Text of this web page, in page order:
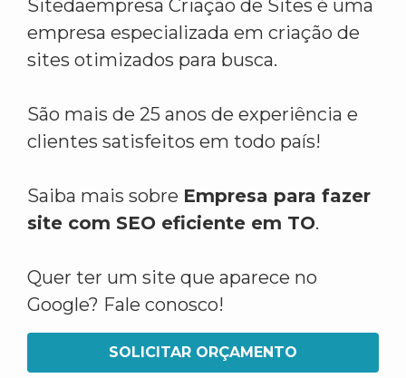
Sitedaempresa Criação de Sites é uma
empresa especializada em criação de
sites otimizados para busca.
São mais de 25 anos de experiência e
clientes satisfeitos em todo país!
Saiba mais sobre Empresa para fazer
site com SEO eficiente em TO.
Quer ter um site que aparece no
Google? Fale conosco!
SOLICITAR ORÇAMENTO